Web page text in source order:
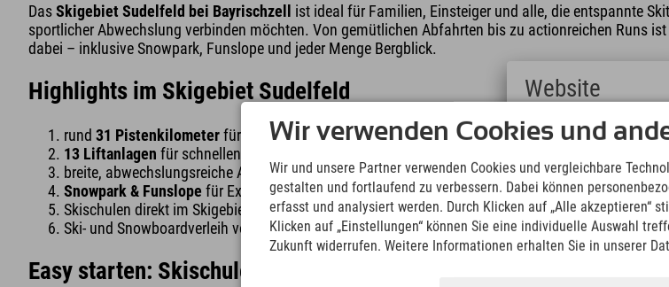
DasSkigebiet Sudelfeld bei Bayrischzell ist ideal für Familien, Einsteiger und alle, die entspannte
sportlicher Abwechslung verbinden möchten. Von gemütlichen Abfahrten bis zu actionreichen Runs
dabei – inklusive Snowpark, Funslope und jeder Menge Bergblick.
Highlights im Skigebiet Sudelfeld
rund 31 Pistenkilometerfür jedes Level
13 Liftanlagen für schnellen Zugang ins Skigebiet
breite, abwechslungsreiche Abfahrten in den bayerischen Alpen
Snowpark & Funslope für Extra-Action im Schnee
Skischulen direkt im Skigebiet
Ski- und Snowboardverleih vor Ort
Easy starten: Skischule und Verleih direkt im Skigebiet
Wir verwenden Cookies und
Wir und unsere Partner verwenden Cookies und vergleichbare
gestalten und fortlaufend zu verbessern. Dabei können
erfasst und analysiert werden. Durch Klicken auf „Alle akzeptieren“
Klicken auf „Einstellungen“ können Sie eine individuelle Auswahl
Zukunft widerrufen. Weitere Informationen erhalten Sie in unserer
Website
Deutsch
(German)
English
(English)
Italiano
(Italian)
Čeština
(Czech)